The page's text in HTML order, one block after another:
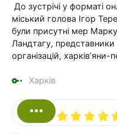
До зустрічі у форматі
міський голова Ігор
були присутні мер
Ландтагу, представники
організацій, харків’яни-
Харків